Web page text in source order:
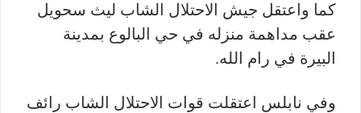
كما واعتقل جيش الاحتلال الشاب ليث سحويل
عقب مداهمة منزله في حي البالوع بمدينة
البيرة في رام الله.
وفي نابلس اعتقلت قوات الاحتلال الشاب رائف